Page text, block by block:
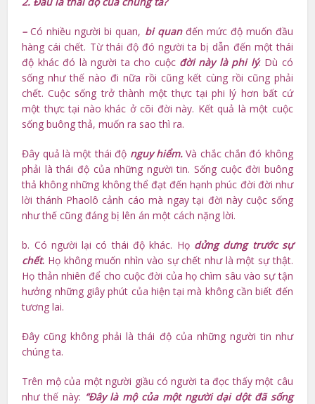
–Có nhiều người bi quan, bi quanđến mức độ muốn đầu
hàng cái chết. Từ thái độ đó người ta bị dẫn đến một thái
độ khác đó là người ta cho cuộc đời này là phi lý. Dù có
sống như thế nào đi nữa rồi cũng kết cùng rồi cũng phải
chết. Cuộc sống trở thành một thực tại phi lý hơn bất cứ
một thực tại nào khác ở cõi đời này. Kết quả là một cuộc
sống buông thả, muốn ra sao thì ra.
Đây quả là một thái độ nguy hiểm.Và chắc chắn đó không
phải là thái độ của những người tin. Sống cuộc đời buông
thả không những không thể đạt đến hạnh phúc đời đời như
lời thánh Phaolô cảnh cáo mà ngay tại đời này cuộc sống
như thế cũng đáng bị lên án một cách nặng lời.
b. Có người lại có thái độ khác. Họ dửng dưng trước sự
chết. Họ không muốn nhìn vào sự chết như là một sự thật.
Họ thản nhiên để cho cuộc đời của họ chìm sâu vào sự tận
hưởng những giây phút của hiện tại mà không cần biết đến
tương lai.
Đây cũng không phải là thái độ của những người tin như
chúng ta.
Trên mộ của một người giầu có người ta đọc thấy một câu
như thế này: “Đây là mộ của một người dại dột đã sống